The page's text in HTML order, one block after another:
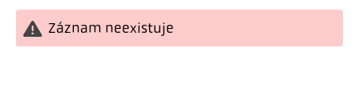
Záznam neexistuje